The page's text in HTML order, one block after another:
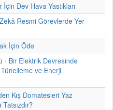
Dev Hava Yastıkları
Resmi Görevlerde Yer
İçin Öde
- Bir Elektrik Devresinde
ve Enerji
Kış Domatesleri Yaz